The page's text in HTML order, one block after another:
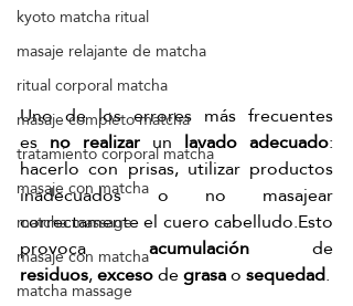
kyoto matcha ritual
masaje relajante de matcha
ritual corporal matcha
masaje completo matcha
tratamiento corporal matcha
masaje con matcha
matcha massage
masaje con matcha
matcha massage
Uno de los errores más frecuentes
es no realizar un lavado adecuado:
hacerlo con prisas, utilizar productos
inadecuados o no masajear
correctamente el cuero cabelludo.Esto
provoca acumulación
residuos, exceso de grasa o sequedad.